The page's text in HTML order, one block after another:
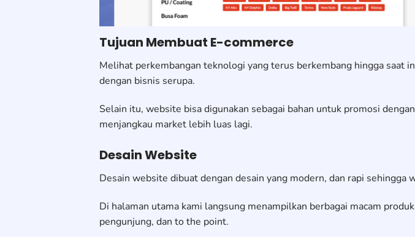
Tujuan Membuat E-commerce
Melihat perkembangan teknologi yang terus berkembang hingga
dengan bisnis serupa.
Selain itu, website bisa digunakan sebagai bahan untuk promosi
menjangkau market lebih luas lagi.
Desain Website
Desain website dibuat dengan desain yang modern, dan rapi
Di halaman utama kami langsung menampilkan berbagai macam
pengunjung, dan to the point.